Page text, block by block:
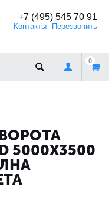
+7 (495) 545 70 91
Контакты Перезвонить
0
5000Х3500